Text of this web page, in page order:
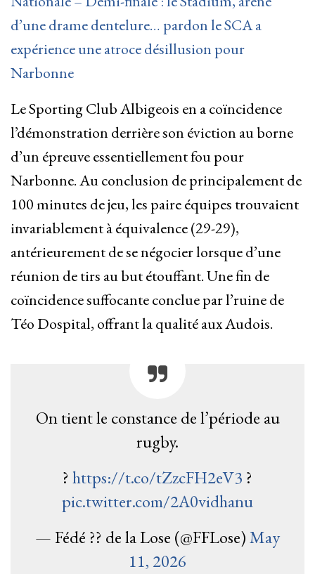
d’une drame dentelure… pardon le SCA a
expérience une atroce désillusion pour
Narbonne
Le Sporting Club Albigeois en a coïncidence
l’démonstration derrière son éviction au borne
d’un épreuve essentiellement fou pour
Narbonne. Au conclusion de principalement de
100 minutes de jeu, les paire équipes trouvaient
invariablement à équivalence (29-29),
antérieurement de se négocier lorsque d’une
réunion de tirs au but étouffant. Une fin de
coïncidence suffocante conclue par l’ruine de
Téo Dospital, offrant la qualité aux Audois.
On tient le constance de l’période au
rugby.
? https://t.co/tZzcFH2eV3 ?️
pic.twitter.com/2A0vidhanu
— Fédé ?? de la Lose (@FFLose)May
11, 2026